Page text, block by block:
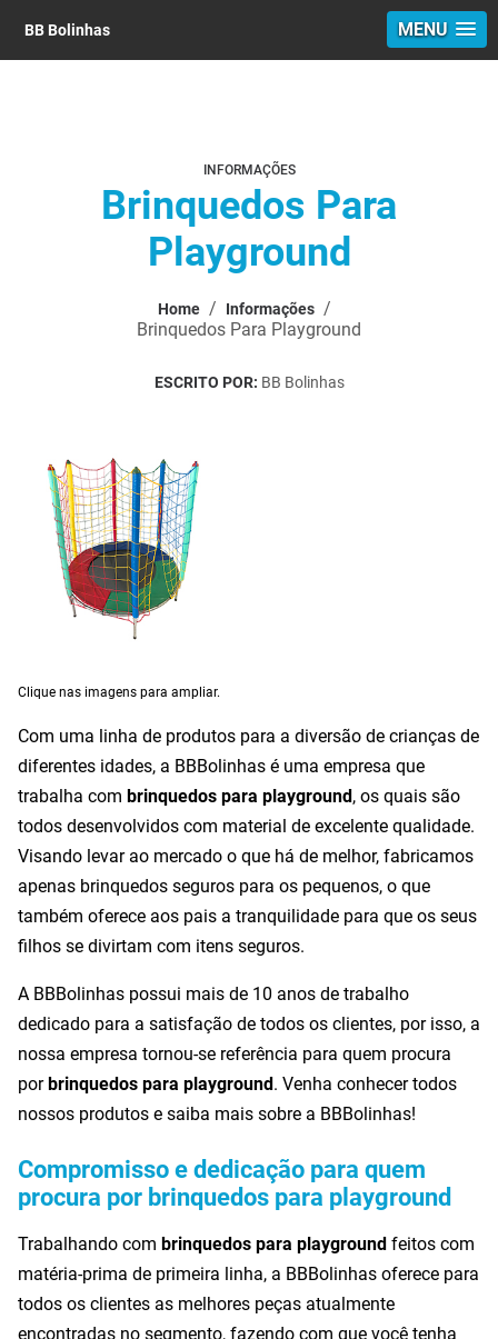
BB Bolinhas MENU
INFORMAÇÕES
Brinquedos Para
Playground
Home / Informações /
Brinquedos Para Playground
ESCRITO POR: BB Bolinhas
Clique nas imagens para ampliar.
Com uma linha de produtos para a diversão de crianças de
diferentes idades, a BBBolinhas é uma empresa que
trabalha com brinquedos para playground , os quais são
todos desenvolvidos com material de excelente qualidade.
Visando levar ao mercado o que há de melhor, fabricamos
apenas brinquedos seguros para os pequenos, o que
também oferece aos pais a tranquilidade para que os seus
filhos se divirtam com itens seguros.
A BBBolinhas possui mais de 10 anos de trabalho
dedicado para a satisfação de todos os clientes, por isso, a
nossa empresa tornou-se referência para quem procura
por brinquedos para playground . Venha conhecer todos
nossos produtos e saiba mais sobre a BBBolinhas!
Compromisso e dedicação para quem
procura por brinquedos para playground
Trabalhando com brinquedos para playground feitos com
matéria-prima de primeira linha, a BBBolinhas oferece para
todos os clientes as melhores peças atualmente
encontradas no segmento, fazendo com que você tenha